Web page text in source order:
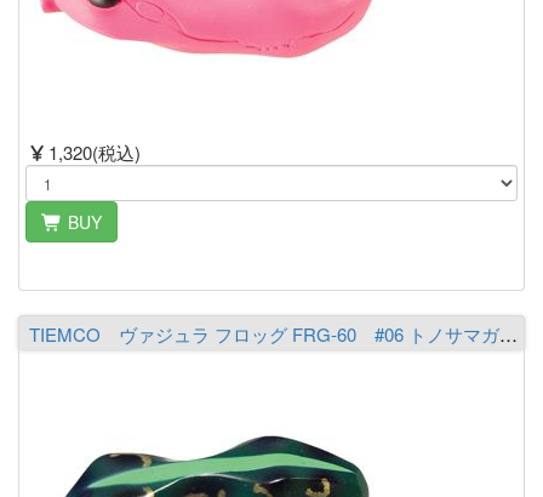
1,320(税込)
BUY
TIEMCO ヴァジュラ フロッグ FRG-60 #06 トノサマガエル